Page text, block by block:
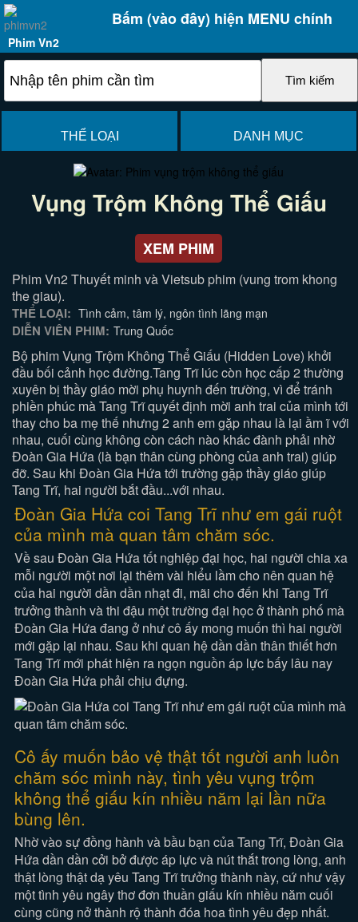
Bấm (vào đây) hiện MENU chính
Phim Vn2
THỂ LOẠI DANH MỤC
Vụng Trộm Không Thể Giấu
XEM PHIM
Phim Vn2 Thuyết minh và Vietsub phim (vung trom khong
the giau).
THỂ LOẠI: Tình cảm, tâm lý, ngôn tình lãng mạn
DIỄN VIÊN PHIM: Trung Quốc
Bộ phim Vụng Trộm Không Thể Giấu (Hidden Love) khởi
đầu bối cảnh học đường.Tang Trĩ lúc còn học cấp 2 thường
xuyên bị thầy giáo mời phụ huynh đến trường, vì để tránh
phiền phúc mà Tang Trĩ quyết định mời anh trai của mình tới
thay cho ba mẹ thế nhưng 2 anh em gặp nhau là lại ầm ĩ với
nhau, cuối cùng không còn cách nào khác đành phải nhờ
Đoàn Gia Hứa (là bạn thân cùng phòng của anh trai) giúp
đỡ. Sau khi Đoàn Gia Hứa tới trường gặp thầy giáo giúp
Tang Trĩ, hai người bắt đầu...với nhau.
Đoàn Gia Hứa coi Tang Trĩ như em gái ruột
của mình mà quan tâm chăm sóc.
Về sau Đoàn Gia Hứa tốt nghiệp đại học, hai người chia xa
mỗi người một nơi lại thêm vài hiểu lầm cho nên quan hệ
của hai người dần dần nhạt đi, mãi cho đến khi Tang Trĩ
trưởng thành và thi đậu một trường đại học ở thành phố mà
Đoàn Gia Hứa đang ở như cô ấy mong muốn thì hai người
mới gặp lại nhau. Sau khi quan hệ dần dần thân thiết hơn
Tang Trĩ mới phát hiện ra ngọn nguồn áp lực bấy lâu nay
Đoàn Gia Hứa phải chịu đựng.
Cô ấy muốn bảo vệ thật tốt người anh luôn
chăm sóc mình này, tình yêu vụng trộm
không thể giấu kín nhiều năm lại lần nữa
bùng lên.
Nhờ vào sự đồng hành và bầu bạn của Tang Trĩ, Đoàn Gia
Hứa dần dần cởi bở được áp lực và nút thắt trong lòng, anh
thật lòng thật dạ yêu Tang Trĩ trưởng thành này, cứ như vậy
một tình yêu ngây thơ đơn thuần giấu kín nhiều năm cuối
cùng cũng nở thành rộ thành đóa hoa tình yêu đẹp nhất.